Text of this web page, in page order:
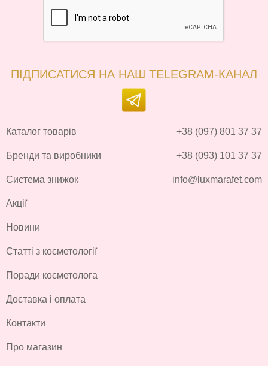
ПІДПИСАТИСЯ НА НАШ TELEGRAM-КАНАЛ
Каталог товарів
Бренди та виробники
Система знижок
Акції
Новини
Статті з косметології
Поради косметолога
Доставка і оплата
Контакти
Про магазин
+38 (097) 801 37 37
+38 (093) 101 37 37
info@luxmarafet.com